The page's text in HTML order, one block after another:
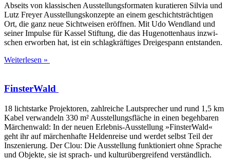
Abseits von klas­si­schen Aus­stel­lungs­for­ma­ten kura­tie­ren Sil­via und
Lutz Frey­er Aus­stel­lungs­kon­zep­te an einem geschichts­träch­ti­gen
Ort, die ganz neue Sicht­wei­sen eröff­nen. Mit Udo Wend­land und
sei­ner Impul­se für Kas­sel Stif­tung, die das Huge­not­ten­haus inzwi­
schen erwor­ben hat, ist ein schlag­kräf­ti­ges Drei­ge­spann entstanden.
Weiterlesen »
FinsterWald
18 licht­star­ke Pro­jek­to­ren, zahl­rei­che Laut­spre­cher und rund 1,5 km
Kabel ver­wan­deln 330 m² Aus­stel­lungs­flä­che in einen begeh­ba­ren
Mär­chen­wald: In der neu­en Erle­b­­nis-Aus­­s­tel­­lung »Fins­ter­Wald«
geht ihr auf mär­chen­haf­te Hel­den­rei­se und wer­det selbst Teil der
Insze­nie­rung. Der Clou: Die Aus­stel­lung funk­tio­niert ohne Spra­che
und Objek­te, sie ist sprach- und kul­tur­über­grei­fend verständlich.